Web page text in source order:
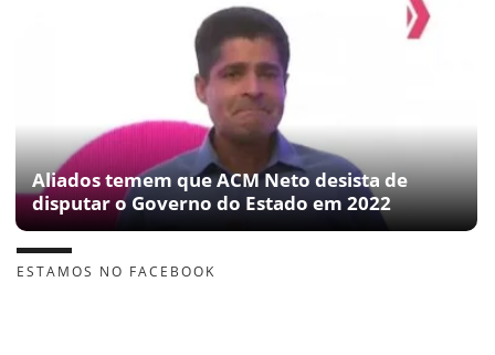
Aliados temem que ACM Neto desista de
disputar o Governo do Estado em 2022
ESTAMOS NO FACEBOOK